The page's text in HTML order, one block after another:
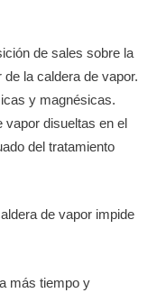
de sales sobre la
la caldera de vapor.
y magnésicas.
vapor disueltas en el
del tratamiento
de vapor impide
más tiempo y